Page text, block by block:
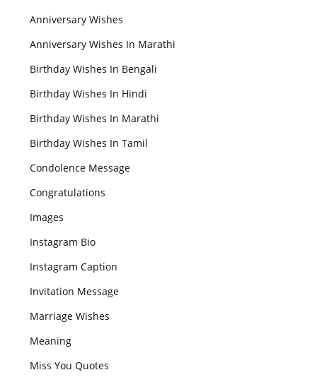
Anniversary Wishes
Anniversary Wishes In Marathi
Birthday Wishes In Bengali
Birthday Wishes In Hindi
Birthday Wishes In Marathi
Birthday Wishes In Tamil
Condolence Message
Congratulations
Images
Instagram Bio
Instagram Caption
Invitation Message
Marriage Wishes
Meaning
Miss You Quotes